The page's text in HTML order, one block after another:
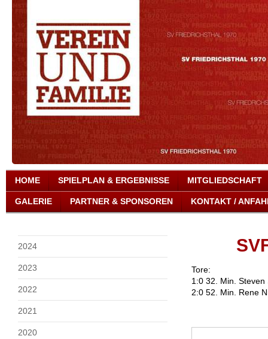
HOME SPIELPLAN & ERGEBNISSE MITGLIEDSCHAFT
GALERIE PARTNER & SPONSOREN KONTAKT /
2024
2023
2022
2021
2020
Tore:
1:0 32. Min. Steven
2:0 52. Min. Rene